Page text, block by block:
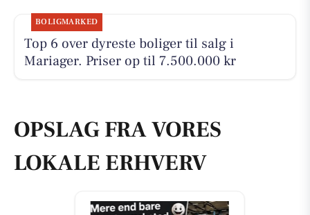
BOLIGMARKED
Top 6 over dyreste boliger til salg i
Mariager. Priser op til 7.500.000 kr
OPSLAG FRA VORES
LOKALE ERHVERV